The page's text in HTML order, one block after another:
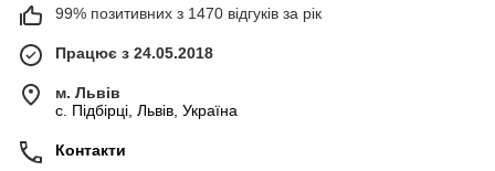
99% позитивних з 1470 відгуків за рік
Працює з 24.05.2018
м. Львів
c. Підбірці, Львів, Україна
Контакти